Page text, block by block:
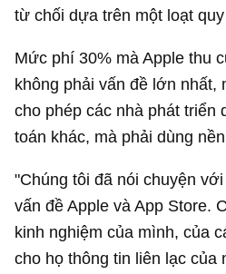
từ chối dựa trên một loạt
Mức phí 30% mà Apple thu
không phải vấn đề lớn nhất,
cho phép các nhà phát triển
toán khác, mà phải dùng
"Chúng tôi đã nói chuyện
vấn đề Apple và App Store.
kinh nghiệm của mình, của
cho họ thông tin liên lạc của